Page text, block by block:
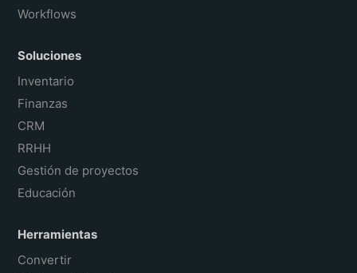
Workflows
Soluciones
Inventario
Finanzas
CRM
RRHH
Gestión de proyectos
Educación
Herramientas
Convertir